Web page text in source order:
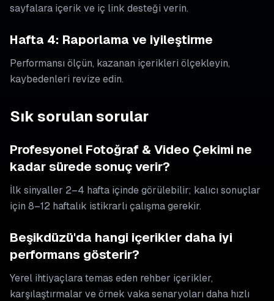
sayfalara içerik ve iç link desteği verin.
Hafta 4: Raporlama ve iyileştirme
Performansı ölçün, kazanan içerikleri ölçekleyin,
kaybedenleri revize edin.
Sık sorulan sorular
Profesyonel Fotoğraf & Video Çekimi ne
kadar sürede sonuç verir?
İlk sinyaller 2–4 hafta içinde görülebilir; kalıcı sonuçlar
için 8–12 haftalık istikrarlı çalışma gerekir.
Beşikdüzü'da hangi içerikler daha iyi
performans gösterir?
Yerel ihtiyaçlara temas eden rehber içerikler,
karşılaştırmalar ve örnek vaka senaryoları daha hızlı